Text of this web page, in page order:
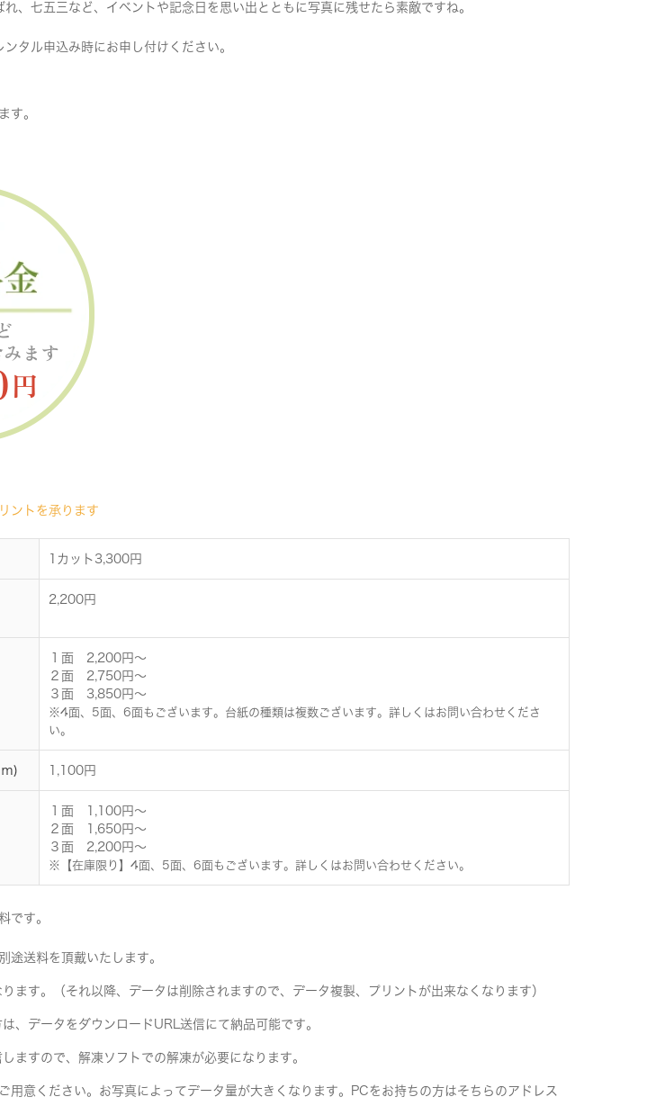
、七五三など、イベントや記念日を思い出とともに写真に残せたら素敵ですね。
タル申込み時にお申し付けください。
す。
ントを承ります
1カット3,300円
2,200円
１面 2,200円～
２面 2,750円～
３面 3,850円～
※4面、5面、6面もございます。台紙の種類は複数ございます。詳しくはお問い合わせくださ
い。
) 1,100円
１面 1,100円～
２面 1,650円～
３面 2,200円～
※【在庫限り】4面、5面、6面もございます。詳しくはお問い合わせください。
です。
途送料を頂戴いたします。
ます。（それ以降、データは削除されますので、データ複製、プリントが出来なくなります）
、データをダウンロードURL送信にて納品可能です。
ますので、解凍ソフトでの解凍が必要になります。
用意ください。お写真によってデータ量が大きくなります。PCをお持ちの方はそちらのアドレス